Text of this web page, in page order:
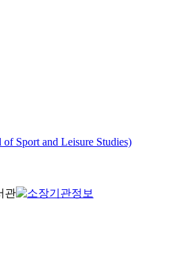
Sport and Leisure Studies)
관